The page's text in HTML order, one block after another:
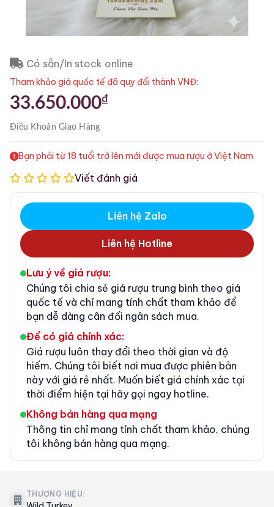
Có sẵn/In stock online
Tham khảo giá quốc tế đã quy đổi thành VNĐ:
33.650.000₫
Điều KhoảnGiao Hàng
Bạn phải từ 18 tuổi trở lên mới được mua rượu ở Việt Nam
Viết đánh giá
Liên hệ Zalo
Liên hệ Hotline
Lưu ý về giá rượu:
Chúng tôi chia sẻ giá rượu trung bình theo giá
quốc tế và chỉ mang tính chất tham khảo để
bạn dễ dàng cân đối ngân sách mua.
Để có giá chính xác:
Giá rượu luôn thay đổi theo thời gian và độ
hiếm. Chúng tôi biết nơi mua được phiên bản
này với giá rẻ nhất. Muốn biết giá chính xác tại
thời điểm hiện tại hãy gọi ngay hotline.
Không bán hàng qua mạng
Thông tin chỉ mang tính chất tham khảo, chúng
tôi không bán hàng qua mạng.
THƯƠNG HIỆU: